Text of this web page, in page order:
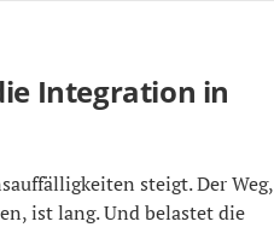
Integration in
steigt. Der Weg,
ist lang. Und belastet die